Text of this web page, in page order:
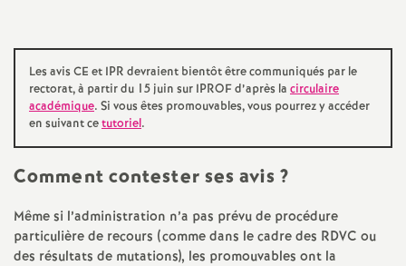
t
i
o
a
Les avis CE et IPR devraient bientôt être communiqués par le
rectorat, à partir du 15 juin sur IPROF d’après la circulaire
académique. Si vous êtes promouvables, vous pourrez y accéder
en suivant cetutoriel.
Comment contester ses avis ?
Même si l’administration n’a pas prévu de procédure
particulière de recours (comme dans le cadre des RDVC ou
des résultats de mutations), les promouvables ont la